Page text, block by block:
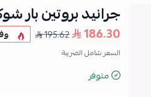
جرانيد بروتين بار
186.30
195.62
السعر شامل الضريبة
متوفر